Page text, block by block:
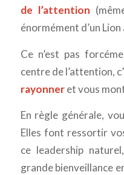
de l’attention
énormément d’un Lion
Ce n’est pas
centre de l’attention,
rayonneret vous
En règle générale,
Elles font ressortir
ce leadership
grande bienveillance